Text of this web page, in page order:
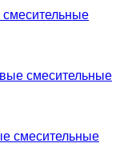
смесительные
смесительные